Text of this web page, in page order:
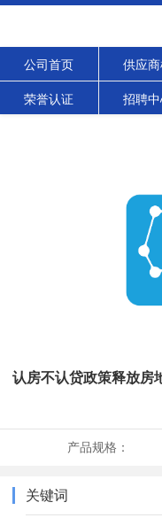
公司首页 供应
荣誉认证 招聘
认房不认贷政策释放房
产品规格：
关键词